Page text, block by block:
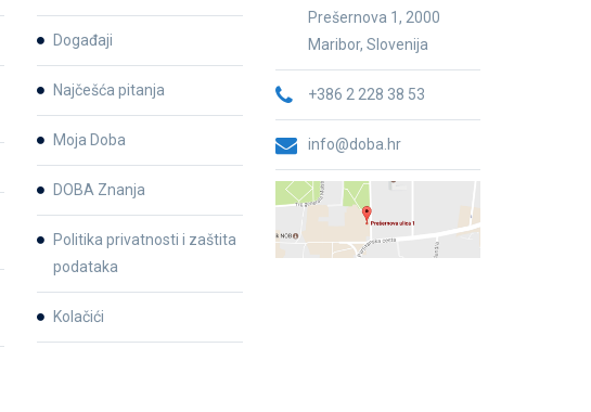
Događaji
Najčešća pitanja
Moja Doba
DOBA Znanja
Politika privatnosti i zaštita
podataka
Kolačići
Prešernova 1, 2000
Maribor, Slovenija
+386 2 228 38 53
info@doba.hr